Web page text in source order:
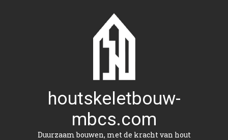
houtskeletbouw-
mbcs.com
Duurzaam bouwen, met de kracht van hout